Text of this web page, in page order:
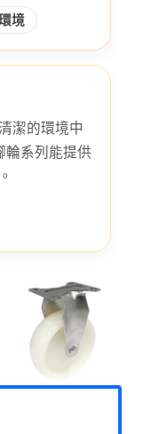
境
潔的環境中
輪系列能提供